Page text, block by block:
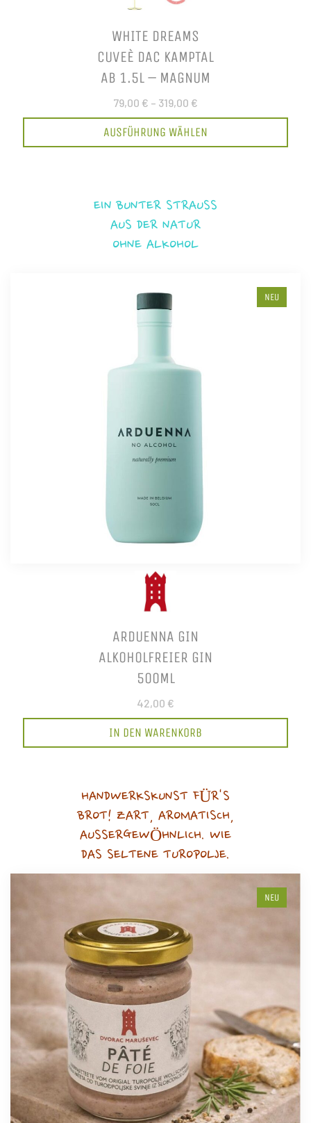
WHITE DREAMS
CUVEÈ DAC KAMPTAL
AB 1.5L – MAGNUM
79,00 € – 319,00 €
AUSFÜHRUNG WÄHLEN
EIN BUNTER STRAUSS
AUS DER NATUR
OHNE ALKOHOL
NEU
ARDUENNA GIN
ALKOHOLFREIER GIN
500ML
42,00 €
IN DEN WARENKORB
HANDWERKSKUNST FÜR'S
BROT! ZART, AROMATISCH,
AUSSERGEWÖHNLICH. WIE
DAS SELTENE TUROPOLJE.
NEU